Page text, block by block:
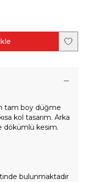
tam boy düğme
kol tasarım. Arka
dökümlü kesim.
bulunmaktadır